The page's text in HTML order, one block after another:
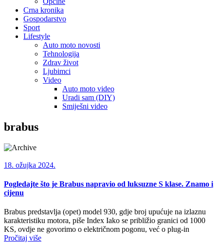
Crna kronika
Gospodarstvo
Sport
Lifestyle
Auto moto novosti
Tehnologija
Zdrav život
Ljubimci
Video
Auto moto video
Uradi sam (DIY)
Smiješni video
brabus
18. ožujka 2024.
Pogledajte što je Brabus napravio od luksuzne S klase. Znamo i
cijenu
Brabus predstavlja (opet) model 930, gdje broj upućuje na izlaznu
karakteristiku motora, piše Index Iako se približio granici od 1000
KS, ovdje ne govorimo o električnom pogonu, već o plug-in
Pročitaj više